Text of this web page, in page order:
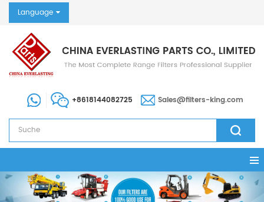
Language
+8618144082725 Sales@filters-king.com